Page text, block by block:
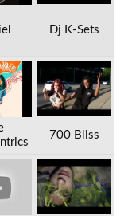
Dj K-Sets
700 Bliss